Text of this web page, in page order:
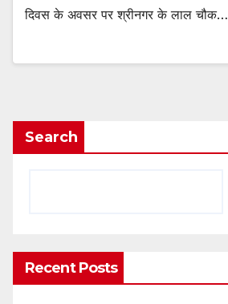
दिवस के अवसर पर श्रीनगर के लाल चौक…
Search
Recent Posts